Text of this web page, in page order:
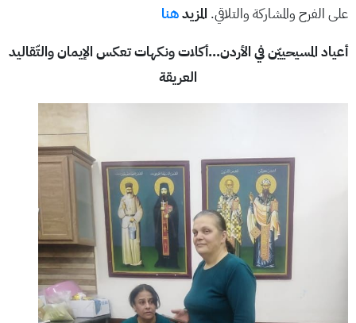
على الفرح والمشاركة والتلاقي. المزيدهنا
أعياد المسيحييّن في الأردن…أكلات ونكهات تعكس الإيمان والتّقاليد
العريقة